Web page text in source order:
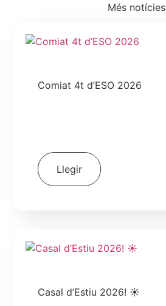
Més notícies
Comiat 4t d’ESO 2026
Llegir
Casal d’Estiu 2026! ☀️